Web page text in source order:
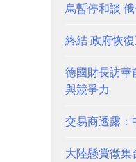
烏暫停和談
終結 政府恢
德國財長訪華
與競爭力
交易商透露：
大陸懸賞徵集